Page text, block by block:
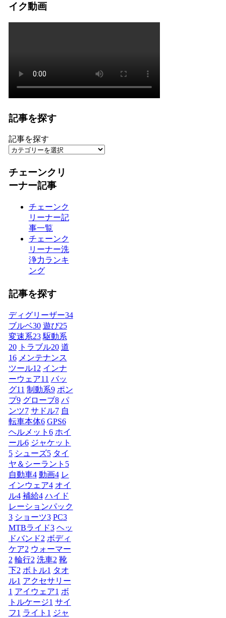
イク動画
記事を探す
記事を探す
チェーンクリ
ーナー記事
チェーンク
リーナー記
事一覧
チェーンク
リーナー洗
浄力ランキ
ング
記事を探す
ディグリーザー34
ブルベ30 遊び25
変速系23 駆動系
20
トラブル20 道
16 メンテナンス
ツール12 インナ
ーウェア11 バッ
グ11 制動系9 ポン
プ9 グローブ8 パ
ンツ7 サドル7 自
転車本体6 GPS6
ヘルメット 6 ホイ
ール6 ジャケット
5 シューズ5 タイ
ヤ＆シーラント 5
自動車4 動画4 レ
インウェア4 オイ
ル4 補給4 ハイド
レーションパック
3 ショーツ3 PC3
MTBライド3 ヘッ
ドバンド2 ボディ
ケア2 ウォーマー
2 輪行2 洗車2 靴
下2 ボトル1 タオ
ル1 アクセサリー
1 アイウェア1 ボ
トルケージ1 サイ
フ1 ライト 1 ジャ